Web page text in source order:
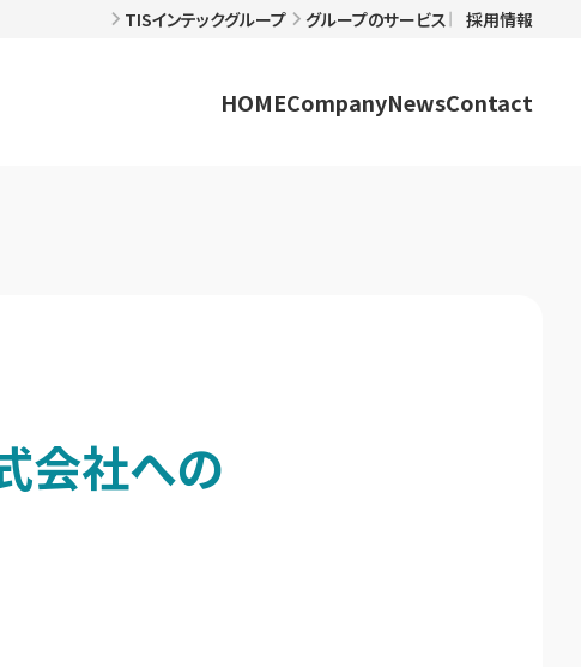
TISインテックグループ グループのサービス 採用情報
HOMECompanyNewsContact
会社への